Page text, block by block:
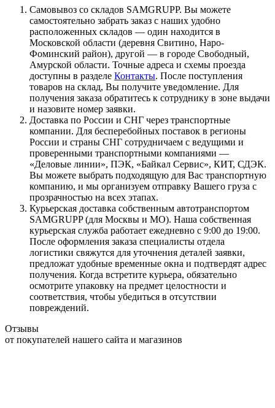
Самовывоз со складов SAMGRUPP. Вы можете
самостоятельно забрать заказ с наших удобно
расположенных складов — один находится в
Московской области (деревня Свитино, Наро-
Фоминский район), другой — в городе Свободный,
Амурской области. Точные адреса и схемы проезда
доступны в разделе Контакты. После поступления
товаров на склад, Вы получите уведомление. Для
получения заказа обратитесь к сотруднику в зоне выдачи
и назовите номер заявки.
Доставка по России и СНГ через транспортные
компании. Для бесперебойных поставок в регионы
России и страны СНГ сотрудничаем с ведущими и
проверенными транспортными компаниями —
«Деловые линии», ПЭК, «Байкал Сервис», КИТ, СДЭК.
Вы можете выбрать подходящую для Вас транспортную
компанию, и мы организуем отправку Вашего груза с
прозрачностью на всех этапах.
Курьерская доставка собственным автотранспортом
SAMGRUPP (для Москвы и МО). Наша собственная
курьерская служба работает ежедневно с 9:00 до 19:00.
После оформления заказа специалисты отдела
логистики свяжутся для уточнения деталей заявки,
предложат удобные временные окна и подтвердят адрес
получения. Когда встретите курьера, обязательно
осмотрите упаковку на предмет целостности и
соответствия, чтобы убедиться в отсутствии
повреждений.
Отзывы
от покупателей нашего сайта и магазинов